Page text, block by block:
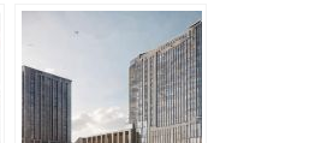
по лучшей цене